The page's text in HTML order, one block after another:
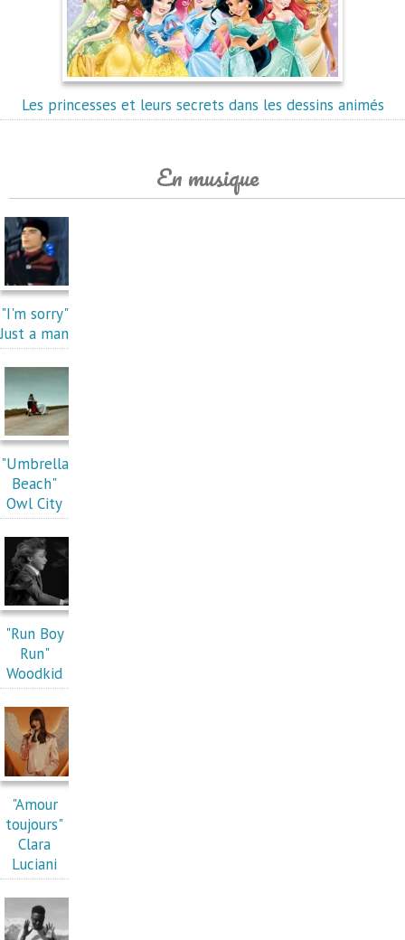
Les princesses et leurs secrets dans les dessins animés
En musique
"I'm sorry"
Just a man
"Umbrella
Beach"
Owl City
"Run Boy
Run"
Woodkid
"Amour
toujours"
Clara
Luciani